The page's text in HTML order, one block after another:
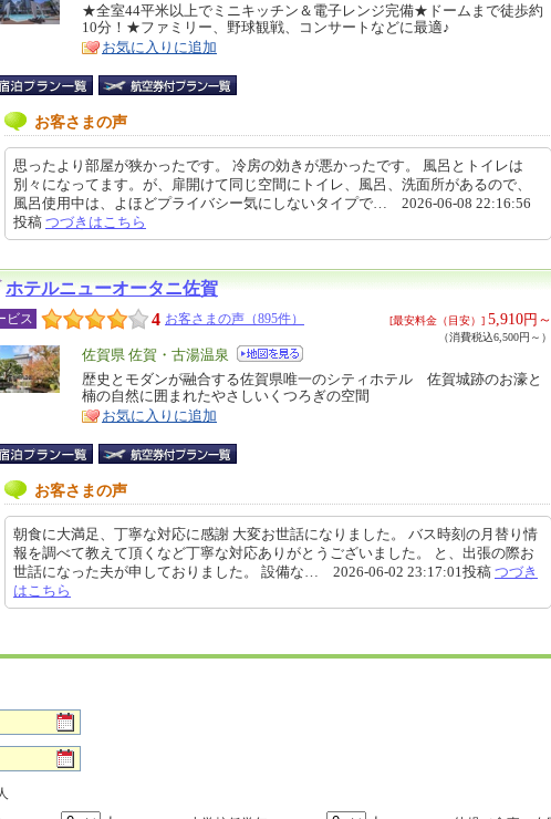
リ
ア
特
徴
★全室44平米以上でミニキッチン＆電子レンジ完備★ドームまで徒歩約
10分！★ファミリー、野球観戦、コンサートなどに最適♪
お気に入りに追加
お客さまの声
思ったより部屋が狭かったです。 冷房の効きが悪かったです。 風呂とトイレは
別々になってます。が、扉開けて同じ空間にトイレ、風呂、洗面所があるので、
風呂使用中は、よほどプライバシー気にしないタイプで… 2026-06-08 22:16:56
投稿 つづきはこちら
ホテルニューオータニ佐賀
ビス 4 お客さまの声（895件） [最安料金（目安）] 5,910円～
（消費税込6,500円～）
エ
リ
ア
佐賀県 佐賀・古湯温泉
特
徴
歴史とモダンが融合する佐賀県唯一のシティホテル 佐賀城跡のお濠と
楠の自然に囲まれたやさしいくつろぎの空間
お気に入りに追加
お客さまの声
朝食に大満足、丁寧な対応に感謝 大変お世話になりました。 バス時刻の月替り情
報を調べて教えて頂くなど丁寧な対応ありがとうございました。 と、出張の際お
世話になった夫が申しておりました。 設備な… 2026-06-02 23:17:01投稿 つづき
はこちら